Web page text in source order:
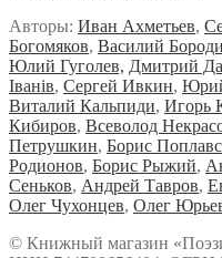
Авторы: Иван Ахметьев,
Богомяков, Василий
Юлий Гуголев, Дмитрий
Iванiв, Сергей Ивкин,
Виталий Кальпиди, Игорь
Кибиров, Всеволод
Петрушкин, Борис
Родионов, Борис Рыжий,
Сеньков, Андрей Тавров,
Олег Чухонцев, Олег
© Книжный магазин